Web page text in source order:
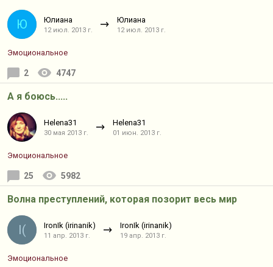
Ю Юлиана
12 июл. 2013 г.
Юлиана
12 июл. 2013 г.
Эмоциональное
2 4747
А я боюсь.....
Helena31
30 мая 2013 г.
Helena31
01 июн. 2013 г.
Эмоциональное
25 5982
Волна преступлений, которая позорит весь мир
I( IronIk (irinanik)
11 апр. 2013 г.
IronIk (irinanik)
19 апр. 2013 г.
Эмоциональное